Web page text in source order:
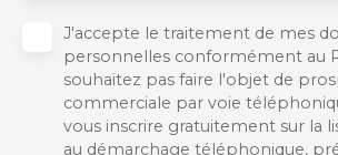
J'accepte le traitement de mes
personnelles conformément au
souhaitez pas faire l'objet de
commerciale par voie
vous inscrire gratuitement sur la
au démarchage téléphonique,